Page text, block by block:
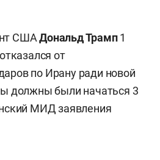
СШАДональд Трамп1
от
по Ирану ради новой
должны были начаться 3
МИД заявления